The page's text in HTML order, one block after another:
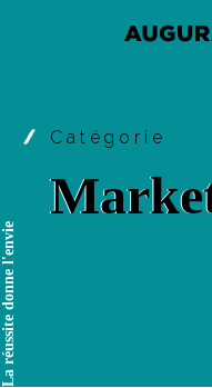
La réussite donne l'envie
Catégorie